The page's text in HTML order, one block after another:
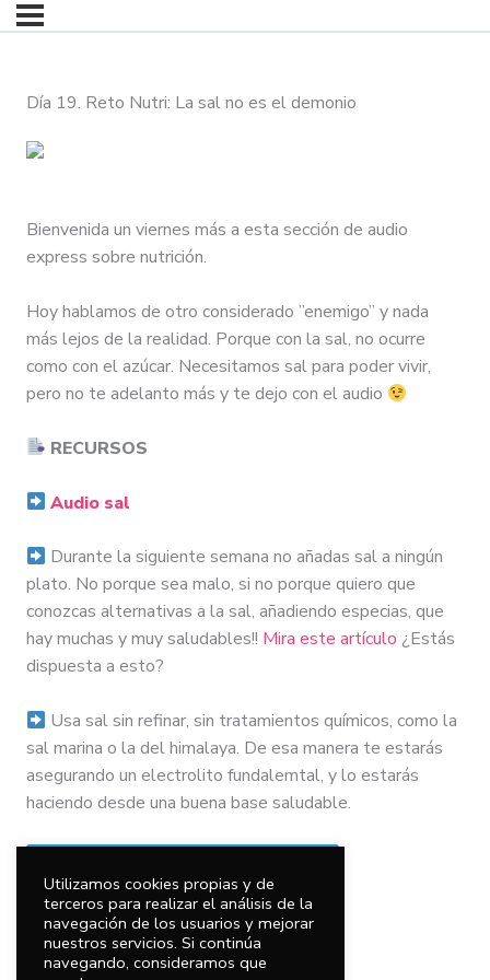
Día 19. Reto Nutri: La sal no es el demonio
​Bienvenida un viernes más a esta sección de audio
express sobre nutrición.
Hoy hablamos de otro considerado ”enemigo” y nada
más lejos de la realidad. Porque con la sal, no ocurre
como con el azúcar. Necesitamos sal para poder vivir,
pero no te adelanto más y te dejo con el audio
RECURSOS
Audio sal
Durante la siguiente semana no añadas sal a ningún
plato. No porque sea malo, si no porque quiero que
conozcas alternativas a la sal, añadiendo especias, que
hay muchas y muy saludables!! Mira este artículo ¿Estás
dispuesta a esto?
Usa sal sin refinar, sin tratamientos químicos, como la
sal marina o la del himalaya. De esa manera te estarás
asegurando un electrolito fundalemtal, y lo estarás
haciendo desde una buena base saludable.
Utilizamos cookies propias y de
terceros para realizar el análisis de la
navegación de los usuarios y mejorar
nuestros servicios. Si continúa
navegando, consideramos que